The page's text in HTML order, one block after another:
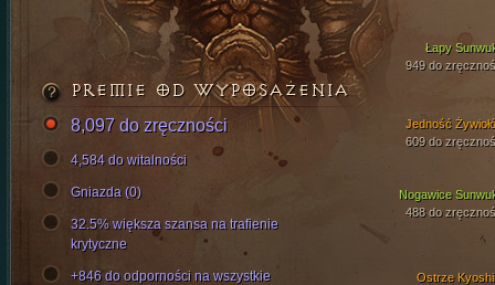
Łapy
949 do
Nogawice
488 do
Ostrze
Jedność
609 do
PREMIE OD WYPOSAŻENIA
8,097 do zręczności
4,584 do witalności
Gniazda (0)
32.5% większa szansa na trafienie
krytyczne
+846 do odporności na wszystkie